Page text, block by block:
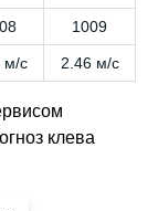
1009
м/с 2.46 м/с
клева